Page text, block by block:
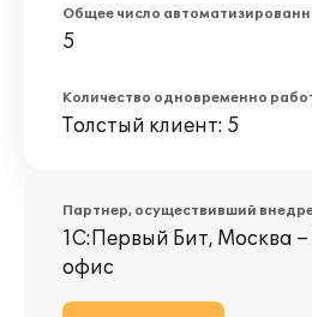
Общее число
5
Количество одновременно
Толстый клиент: 5
Партнер, осуществивший
1С:Первый Бит, Москва
офис